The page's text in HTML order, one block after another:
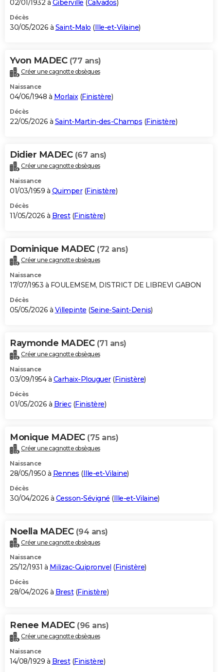
02/01/1932 à Giberville (Calvados)
Décès
30/05/2026 à Saint-Malo (Ille-et-Vilaine)
Yvon MADEC (77 ans)
Créer une cagnotte obsèques
Naissance
04/06/1948 à Morlaix(Finistère)
Décès
22/05/2026 à Saint-Martin-des-Champs (Finistère)
Didier MADEC (67 ans)
Créer une cagnotte obsèques
Naissance
01/03/1959 à Quimper(Finistère)
Décès
11/05/2026 à Brest(Finistère)
Dominique MADEC (72 ans)
Créer une cagnotte obsèques
Naissance
17/07/1953 à FOULEMSEM, DISTRICT DE LIBREVI GABON
Décès
05/05/2026 à Villepinte (Seine-Saint-Denis)
Raymonde MADEC (71 ans)
Créer une cagnotte obsèques
Naissance
03/09/1954 à Carhaix-Plouguer(Finistère)
Décès
01/05/2026 à Briec(Finistère)
Monique MADEC (75 ans)
Créer une cagnotte obsèques
Naissance
28/05/1950 à Rennes (Ille-et-Vilaine)
Décès
30/04/2026 à Cesson-Sévigné (Ille-et-Vilaine)
Noella MADEC (94 ans)
Créer une cagnotte obsèques
Naissance
25/12/1931 à Milizac-Guipronvel (Finistère)
Décès
28/04/2026 à Brest(Finistère)
Renee MADEC (96 ans)
Créer une cagnotte obsèques
Naissance
14/08/1929 à Brest(Finistère)